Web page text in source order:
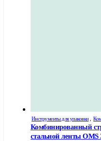
Инструменты для упаковки ,
Комбинированный
стальной ленты OMS